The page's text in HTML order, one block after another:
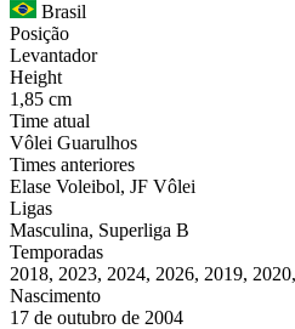
Brasil
Posição
Levantador
Height
1,85 cm
Time atual
Vôlei Guarulhos
Times anteriores
Elase Voleibol, JF Vôlei
Ligas
Masculina, Superliga B
Temporadas
2018, 2023, 2024, 2026, 2019,
Nascimento
17 de outubro de 2004